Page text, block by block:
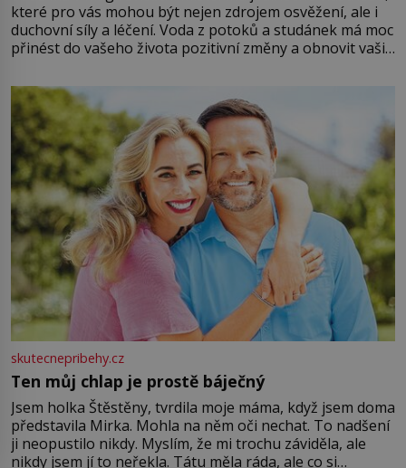
které pro vás mohou být nejen zdrojem osvěžení, ale i
duchovní síly a léčení. Voda z potoků a studánek má moc
přinést do vašeho života pozitivní změny a obnovit vaši
můžete obohatit své rituály a přinést do svého života
větší harmonii a klid. Je důležité
skutecnepribehy.cz
Ten můj chlap je prostě báječný
Jsem holka Štěstěny, tvrdila moje máma, když jsem doma
představila Mirka. Mohla na něm oči nechat. To nadšení
ji neopustilo nikdy. Myslím, že mi trochu záviděla, ale
nikdy jsem jí to neřekla. Tátu měla ráda, ale co si